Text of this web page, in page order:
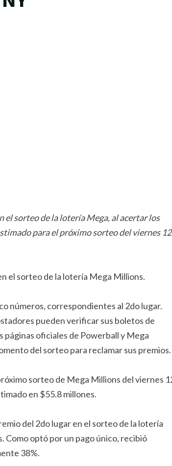
el sorteo de la lotería Mega, al acertar los
para el próximo sorteo del viernes 12
el sorteo de la lotería Mega Millions.
números, correspondientes al 2do lugar.
pueden verificar sus boletos de
páginas oficiales de Powerball y Mega
del sorteo para reclamar sus premios.
sorteo de Mega Millions del viernes
en $55.8 millones.
del 2do lugar en el sorteo de la lotería
Como optó por un pago único, recibió
38%.